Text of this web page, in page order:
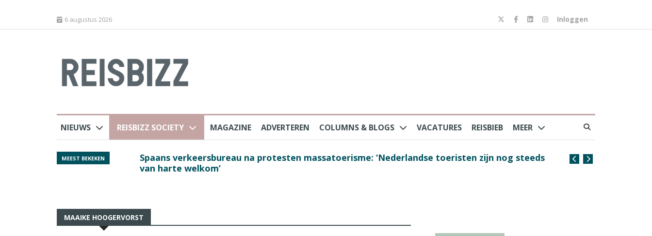
6 augustus 2026 Inloggen
NIEUWS REISBIZZ SOCIETY MAGAZINE ADVERTEREN COLUMNS & BLOGS VACATURES REISBIEB MEER
MEEST BEKEKEN
luchthaven
Spaans verkeersbureau na protesten massatoerisme: ‘Nederlandse toeristen zijn nog steeds
van harte welkom’
Coffee with the
MAAIKE HOOGERVORST